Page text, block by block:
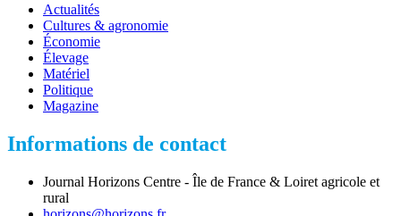
Actualités
Cultures & agronomie
Économie
Élevage
Matériel
Politique
Magazine
Informations de contact
Journal Horizons Centre - Île de France & Loiret agricole et
rural